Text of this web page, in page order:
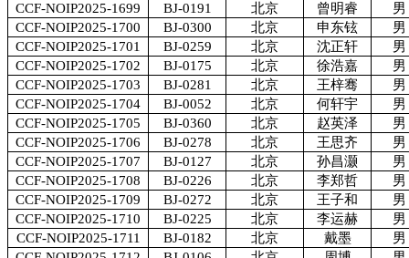
CCF-NOIP2025-1699
BJ-0191 北京 曾明睿
男
CCF-NOIP2025-1700
BJ-0300 北京 申东铉
男
CCF-NOIP2025-1701
BJ-0259 北京 沈正轩
男
CCF-NOIP2025-1702
BJ-0175 北京 徐浩嘉
男
CCF-NOIP2025-1703
BJ-0281 北京 王梓骞
男
CCF-NOIP2025-1704
BJ-0052 北京 何轩宇
男
CCF-NOIP2025-1705
BJ-0360 北京 赵英泽
男
CCF-NOIP2025-1706
BJ-0278 北京 王思齐
男
CCF-NOIP2025-1707
BJ-0127 北京 孙昌灏
男
CCF-NOIP2025-1708
BJ-0226 北京 李郑哲
男
CCF-NOIP2025-1709
BJ-0272 北京 王子和
男
CCF-NOIP2025-1710
BJ-0225 北京 李运赫
男
CCF-NOIP2025-1711
BJ-0182 北京 戴墨
男